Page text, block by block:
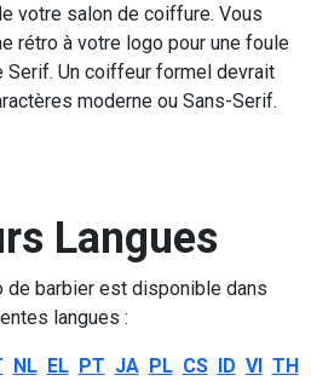
votre salon de coiffure. Vous
rétro à votre logo pour une foule
Un coiffeur formel devrait
moderne ou Sans-Serif.
Langues
de barbier est disponible dans
langues :
NL EL PT JA PL CS ID VI TH